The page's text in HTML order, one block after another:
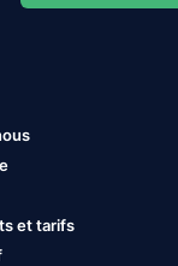
et tarifs